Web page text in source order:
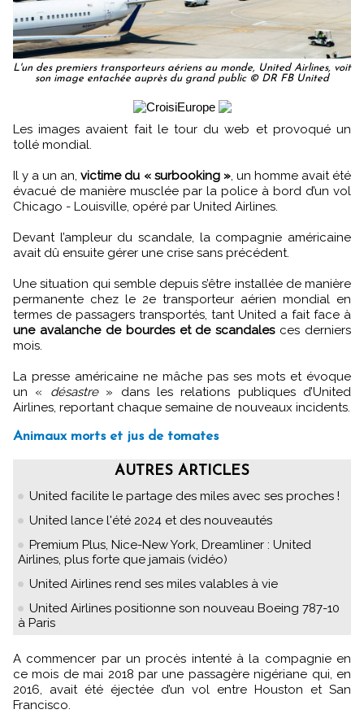
L'un des premiers transporteurs aériens au monde, United Airlines, voit
son image entachée auprès du grand public © DR FB United
Les images avaient fait le tour du web et provoqué un
tollé mondial.
Il y a un an,victime du « surbooking », un homme avait été
évacué de manière musclée par la police à bord d’un vol
Chicago - Louisville, opéré par United Airlines.
Devant l’ampleur du scandale, la compagnie américaine
avait dû ensuite gérer une crise sans précédent.
Une situation qui semble depuis s’être installée de manière
permanente chez le 2e transporteur aérien mondial en
termes de passagers transportés, tant United a fait face à
une avalanche de bourdes et de scandalesces derniers
mois.
La presse américaine ne mâche pas ses mots et évoque
un « désastre» dans les relations publiques d’United
Airlines, reportant chaque semaine de nouveaux incidents.
Animaux morts et jus de tomates
AUTRES ARTICLES
United facilite le partage des miles avec ses proches !
United lance l'été 2024 et des nouveautés
Premium Plus, Nice-New York, Dreamliner : United
Airlines, plus forte que jamais (vidéo)
United Airlines rend ses miles valables à vie
United Airlines positionne son nouveau Boeing 787-10
à Paris
A commencer par un procès intenté à la compagnie en
ce mois de mai 2018 par une passagère nigériane qui, en
2016, avait été éjectée d’un vol entre Houston et San
Francisco.